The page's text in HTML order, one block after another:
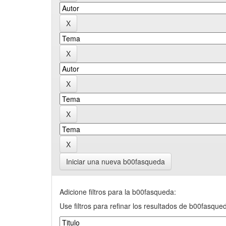
Iniciar una nueva b00fasqueda
Adicione filtros para la b00fasqueda:
Use filtros para refinar los resultados de